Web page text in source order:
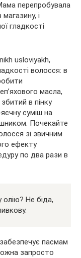
перепробувала
і
гладкості
масла,
в пінку
суміш на
Почекайте
зі звичним
ефекту
по два рази в
олію? Не біда,
пасмам
запросто